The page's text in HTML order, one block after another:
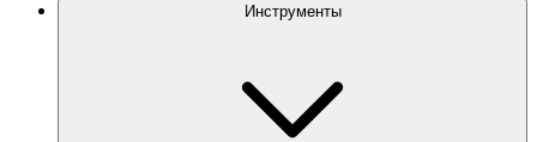
Инструменты